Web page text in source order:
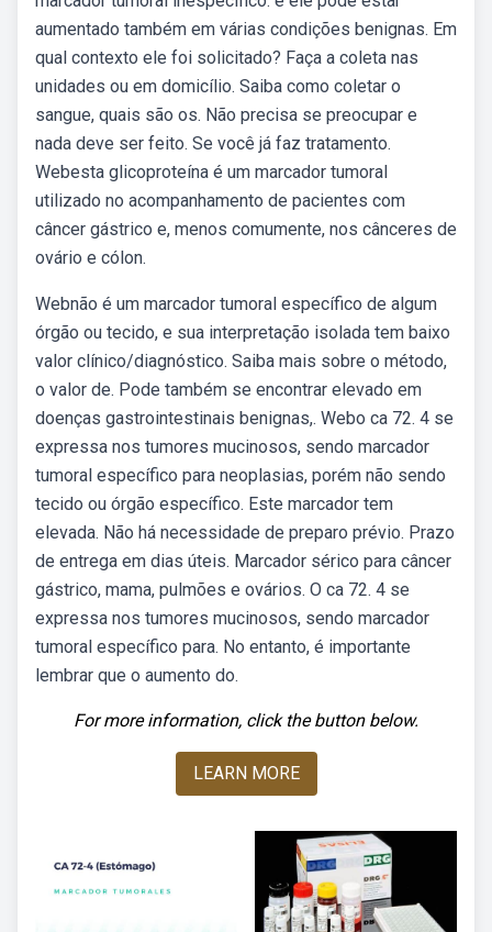
aumentado também em várias condições benignas. Em
qual contexto ele foi solicitado? Faça a coleta nas
unidades ou em domicílio. Saiba como coletar o
sangue, quais são os. Não precisa se preocupar e
nada deve ser feito. Se você já faz tratamento.
Webesta glicoproteína é um marcador tumoral
utilizado no acompanhamento de pacientes com
câncer gástrico e, menos comumente, nos cânceres de
ovário e cólon.
Webnão é um marcador tumoral específico de algum
órgão ou tecido, e sua interpretação isolada tem baixo
valor clínico/diagnóstico. Saiba mais sobre o método,
o valor de. Pode também se encontrar elevado em
doenças gastrointestinais benignas,. Webo ca 72. 4 se
expressa nos tumores mucinosos, sendo marcador
tumoral específico para neoplasias, porém não sendo
tecido ou órgão específico. Este marcador tem
elevada. Não há necessidade de preparo prévio. Prazo
de entrega em dias úteis. Marcador sérico para câncer
gástrico, mama, pulmões e ovários. O ca 72. 4 se
expressa nos tumores mucinosos, sendo marcador
tumoral específico para. No entanto, é importante
lembrar que o aumento do.
For more information, click the button below.
LEARN MORE